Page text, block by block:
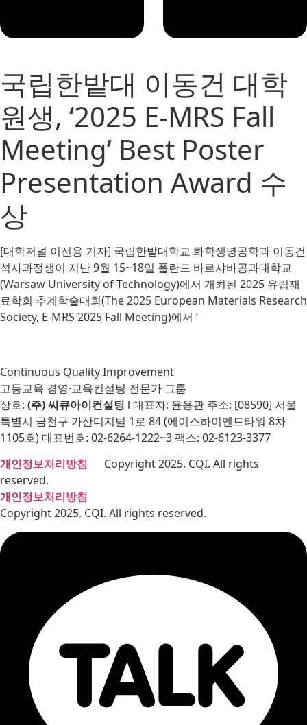
국립한밭대 이동건 대학
원생, ‘2025 E-MRS Fall
Meeting’ Best Poster
Presentation Award 수
상
[대학저널 이선용 기자] 국립한밭대학교 화학생명공학과 이동건
석사과정생이 지난 9월 15~18일 폴란드 바르샤바공과대학교
(Warsaw University of Technology)에서 개최된 2025 유럽재
료학회 추계학술대회(The 2025 European Materials Research
Society, E-MRS 2025 Fall Meeting)에서 ‘
Continuous Quality Improvement
고등교육 경영·교육컨설팅 전문가 그룹
상호: (주) 씨큐아이컨설팅 l 대표자: 윤용관 주소: [08590] 서울
특별시 금천구 가산디지털 1로 84 (에이스하이엔드타워 8차
1105호) 대표번호: 02-6264-1222~3 팩스: 02-6123-3377
개인정보처리방침 Copyright 2025. CQI. All rights
reserved.
개인정보처리방침
Copyright 2025. CQI. All rights reserved.